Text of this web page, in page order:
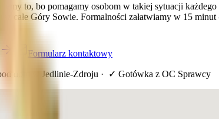
to, bo pomagamy osobom w takiej sytuacji
całe Góry Sowie. Formalności załatwiamy w 15
Formularz kontaktowy
dom w Jedlinie-Zdroju · ✓ Gotówka z OC Sprawcy